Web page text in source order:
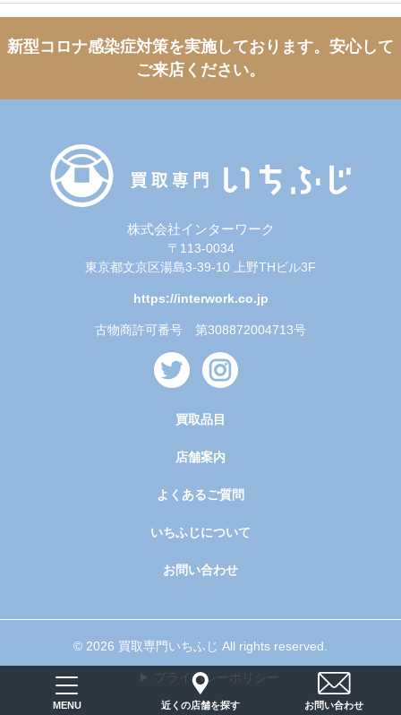
新型コロナ感染症対策を実施しております。 安心して
ご来店ください。
株式会社インターワーク
〒113-0034
東京都文京区湯島3-39-10 上野THビル3F
https://interwork.co.jp
古物商許可番号 第308872004713号
買取品目
店舗案内
よくあるご質問
いちふじについて
お問い合わせ
© 2026 買取専門いちふじ All rights reserved.
プライバシーポリシー
MENU 近くの店舗を探す お問い合わせ